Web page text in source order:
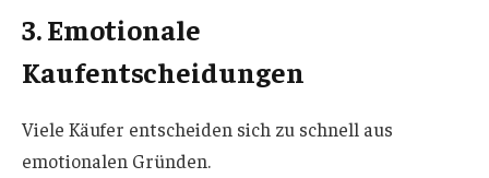
3. Emotionale
Kaufentscheidungen
Viele Käufer entscheiden sich zu schnell aus
emotionalen Gründen.